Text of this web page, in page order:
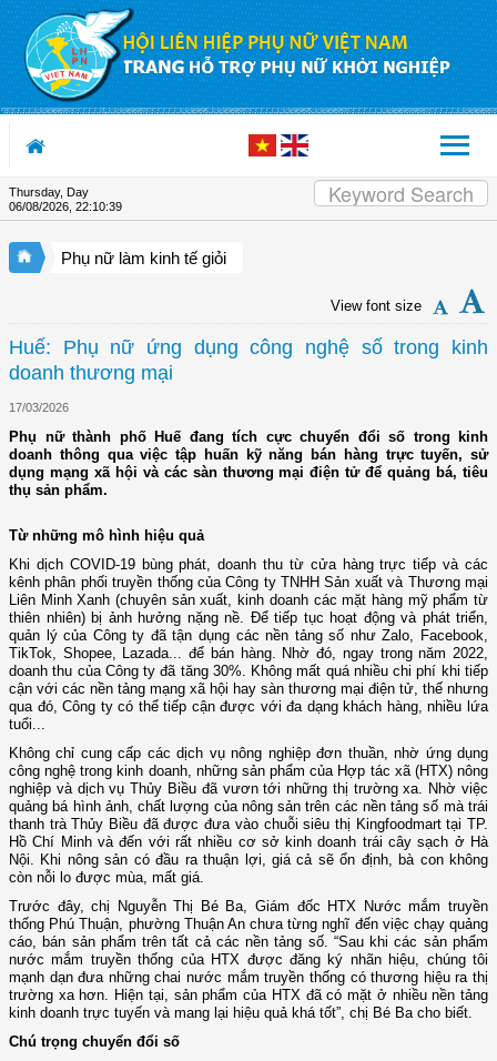
Skip to Content
Thursday, Day
06/08/2026 22:10:39
Phụ nữ làm kinh tế giỏi
View font size
Huế: Phụ nữ ứng dụng công nghệ số trong kinh
doanh thương mại
17/03/2026
Phụ nữ thành phố Huế đang tích cực chuyển đổi số trong kinh
doanh thông qua việc tập huấn kỹ năng bán hàng trực tuyến, sử
dụng mạng xã hội và các sàn thương mại điện tử để quảng bá, tiêu
thụ sản phẩm.
Từ những mô hình hiệu quả
Khi dịch COVID-19 bùng phát, doanh thu từ cửa hàng trực tiếp và các
kênh phân phối truyền thống của Công ty TNHH Sản xuất và Thương mại
Liên Minh Xanh (chuyên sản xuất, kinh doanh các mặt hàng mỹ phẩm từ
thiên nhiên) bị ảnh hưởng nặng nề. Để tiếp tục hoạt động và phát triển,
quản lý của Công ty đã tận dụng các nền tảng số như Zalo, Facebook,
TikTok, Shopee, Lazada... để bán hàng. Nhờ đó, ngay trong năm 2022,
doanh thu của Công ty đã tăng 30%. Không mất quá nhiều chi phí khi tiếp
cận với các nền tảng mạng xã hội hay sàn thương mại điện tử, thế nhưng
qua đó, Công ty có thể tiếp cận được với đa dạng khách hàng, nhiều lứa
tuổi...
Không chỉ cung cấp các dịch vụ nông nghiệp đơn thuần, nhờ ứng dụng
công nghệ trong kinh doanh, những sản phẩm của Hợp tác xã (HTX) nông
nghiệp và dịch vụ Thủy Biều đã vươn tới những thị trường xa. Nhờ việc
quảng bá hình ảnh, chất lượng của nông sản trên các nền tảng số mà trái
thanh trà Thủy Biều đã được đưa vào chuỗi siêu thị Kingfoodmart tại TP.
Hồ Chí Minh và đến với rất nhiều cơ sở kinh doanh trái cây sạch ở Hà
Nội. Khi nông sản có đầu ra thuận lợi, giá cả sẽ ổn định, bà con không
còn nỗi lo được mùa, mất giá.
Trước đây, chị Nguyễn Thị Bé Ba, Giám đốc HTX Nước mắm truyền
thống Phú Thuận, phường Thuận An chưa từng nghĩ đến việc chạy quảng
cáo, bán sản phẩm trên tất cả các nền tảng số. “Sau khi các sản phẩm
nước mắm truyền thống của HTX được đăng ký nhãn hiệu, chúng tôi
mạnh dạn đưa những chai nước mắm truyền thống có thương hiệu ra thị
trường xa hơn. Hiện tại, sản phẩm của HTX đã có mặt ở nhiều nền tảng
kinh doanh trực tuyến và mang lại hiệu quả khá tốt”, chị Bé Ba cho biết.
Chú trọng chuyển đổi số